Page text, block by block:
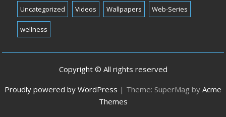
Uncategorized Videos Wallpapers Web-Series
wellness
Copyright © All rights reserved
Proudly powered by WordPress | Theme: SuperMag by Acme
Themes